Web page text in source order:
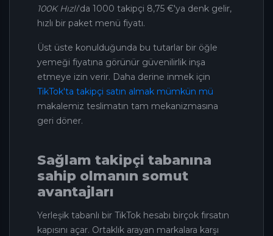
100K Hızlı'da 1000 takipçi 8,75 €'ya denk gelir,
hızlı bir paket menü fiyatı.
Üst üste konulduğunda bu tutarlar bir öğle
yemeği fiyatına görünür güvenilirlik inşa
etmeye izin verir. Daha derine inmek için
TikTok'ta takipçi satın almak mümkün mü
makalemiz teslimatın tam mekanizmasına
geri döner.
Sağlam takipçi tabanına
sahip olmanın somut
avantajları
Yerleşik tabanlı bir TikTok hesabı birçok fırsatın
kapısını açar. Ortaklık arayan markalara karşı